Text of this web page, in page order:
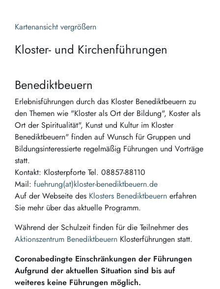
Kartenansicht vergrößern
Kloster- und Kirchenführungen
Benediktbeuern
Erlebnisführungen durch das Kloster Benediktbeuern zu
den Themen wie "Kloster als Ort der Bildung", Koster als
Ort der Spiritualität", Kunst und Kultur im Kloster
Benediktbeuern" finden auf Wunsch für Gruppen und
Bildungsinteressierte regelmäßig Führungen und Vorträge
statt.
Kontakt: Klosterpforte Tel. 08857-88110
Mail: fuehrung(at)kloster-benediktbeuern.de
Auf der Webseite des Klosters Benediktbeuern erfahren
Sie mehr über das aktuelle Programm.
Während der Schulzeit finden für die Teilnehmer des
Aktionszentrum Benediktbeuern Klosterführungen statt.
Coronabedingte Einschränkungen der Führungen
Aufgrund der aktuellen Situation sind bis auf
weiteres keine Führungen möglich.